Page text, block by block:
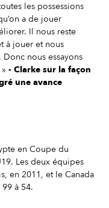
les possessions
a de jouer
Il nous reste
à jouer et nous
nous essayons
- Clarke sur la façon
une avance
en Coupe du
Les deux équipes
en 2011, et le Canada
à 54.